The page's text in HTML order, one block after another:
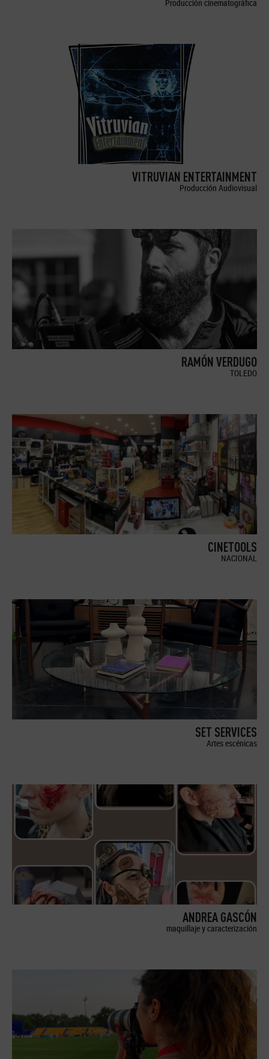
Producción cinematográfica
VITRUVIAN ENTERTAINMENT
Producción Audiovisual
RAMÓN VERDUGO
TOLEDO
CINETOOLS
NACIONAL
SET SERVICES
Artes escénicas
ANDREA GASCÓN
maquillaje y caracterización